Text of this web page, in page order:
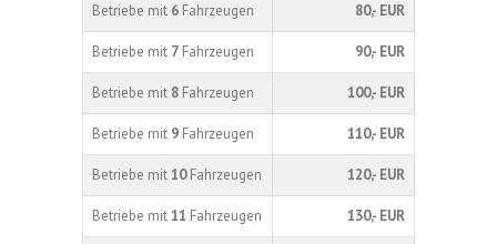
Betriebe mit 6 Fahrzeugen 80,- EUR
Betriebe mit 7 Fahrzeugen 90,- EUR
Betriebe mit 8 Fahrzeugen 100,- EUR
Betriebe mit 9 Fahrzeugen 110,- EUR
Betriebe mit10Fahrzeugen 120,- EUR
Betriebe mit11 Fahrzeugen 130,- EUR